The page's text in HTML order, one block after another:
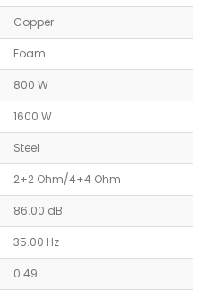
Copper
Foam
800 W
1600 W
Steel
2+2 Ohm/4+4 Ohm
86.00 dB
35.00 Hz
0.49